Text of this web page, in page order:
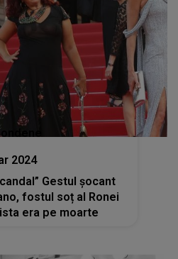
2024
Gestul șocant
fostul soț al Ronei
era pe moarte